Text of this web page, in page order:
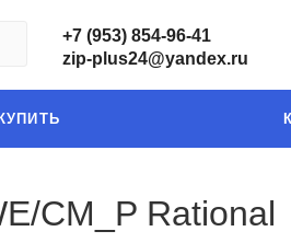
+7 (953) 854-96-41
zip-plus24@yandex.ru
CM_P Rational